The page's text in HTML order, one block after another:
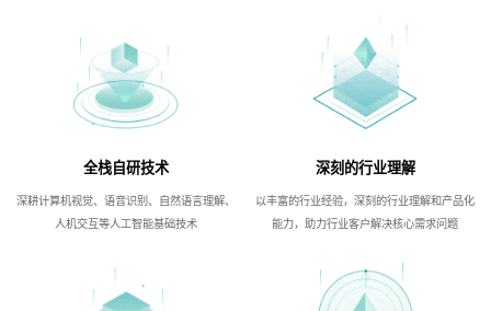
全栈自研技术
深耕计算机视觉、语音识别、自然语言理解、
人机交互等人工智能基础技术
深刻的行业理解
以丰富的行业经验，深刻的行业理解和产品化
能力，助力行业客户解决核心需求问题